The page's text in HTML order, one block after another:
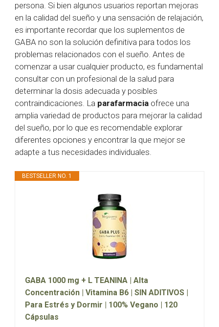
persona. Si bien algunos usuarios reportan mejoras
en la calidad del sueño y una sensación de relajación,
es importante recordar que los suplementos de
GABA no son la solución definitiva para todos los
problemas relacionados con el sueño. Antes de
comenzar a usar cualquier producto, es fundamental
consultar con un profesional de la salud para
determinar la dosis adecuada y posibles
contraindicaciones. La parafarmacia ofrece una
amplia variedad de productos para mejorar la calidad
del sueño, por lo que es recomendable explorar
diferentes opciones y encontrar la que mejor se
adapte a tus necesidades individuales.
BESTSELLER NO. 1
GABA 1000 mg + L TEANINA | Alta
Concentración | Vitamina B6 | SIN ADITIVOS |
Para Estrés y Dormir | 100% Vegano | 120
Cápsulas